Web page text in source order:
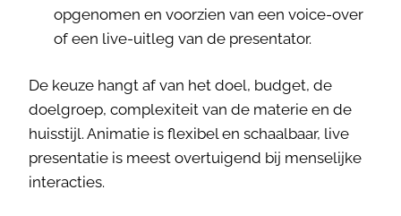
opgenomen en voorzien van een voice-over
of een live-uitleg van de presentator.
De keuze hangt af van het doel, budget, de
doelgroep, complexiteit van de materie en de
huisstijl. Animatie is flexibel en schaalbaar, live
presentatie is meest overtuigend bij menselijke
interacties.